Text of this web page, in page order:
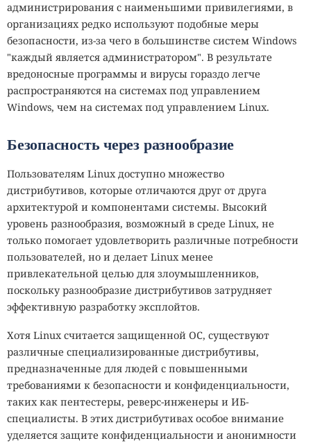
администрирования с наименьшими привилегиями, в
организациях редко используют подобные меры
безопасности, из-за чего в большинстве систем Windows
"каждый является администратором". В результате
вредоносные программы и вирусы гораздо легче
распространяются на системах под управлением
Windows, чем на системах под управлением Linux.
Безопасность через разнообразие
Пользователям Linux доступно множество
дистрибутивов, которые отличаются друг от друга
архитектурой и компонентами системы. Высокий
уровень разнообразия, возможный в среде Linux, не
только помогает удовлетворить различные потребности
пользователей, но и делает Linux менее
привлекательной целью для злоумышленников,
поскольку разнообразие дистрибутивов затрудняет
эффективную разработку эксплойтов.
Хотя Linux считается защищенной ОС, существуют
различные специализированные дистрибутивы,
предназначенные для людей с повышенными
требованиями к безопасности и конфиденциальности,
таких как пентестеры, реверс-инженеры и ИБ-
специалисты. В этих дистрибутивах особое внимание
уделяется защите конфиденциальности и анонимности